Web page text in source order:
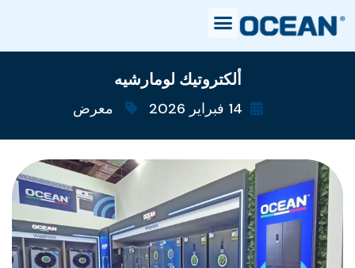
ألكتروتيك لومارشيه
14 فبراير 2026 معرض